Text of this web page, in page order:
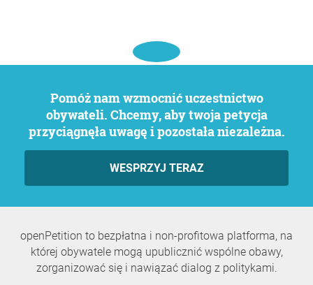
Pomóż nam wzmocnić uczestnictwo
obywateli. Chcemy, aby twoja petycja
przyciągnęła uwagę i pozostała niezależna.
WESPRZYJ TERAZ
openPetition to bezpłatna i non-profitowa platforma, na
której obywatele mogą upublicznić wspólne obawy,
zorganizować się i nawiązać dialog z politykami.